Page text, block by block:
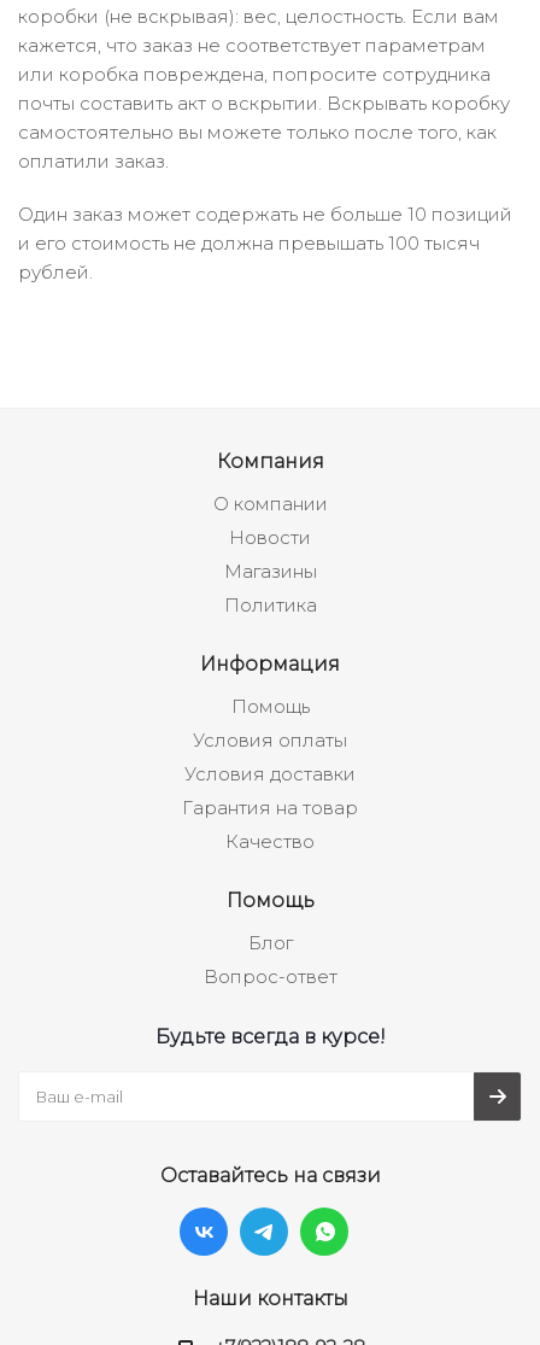
коробки (не вскрывая): вес, целостность. Если вам
кажется, что заказ не соответствует параметрам
или коробка повреждена, попросите сотрудника
почты составить акт о вскрытии. Вскрывать коробку
самостоятельно вы можете только после того, как
оплатили заказ.
Один заказ может содержать не больше 10 позиций
и его стоимость не должна превышать 100 тысяч
рублей.
Компания
О компании
Новости
Магазины
Политика
Информация
Помощь
Условия оплаты
Условия доставки
Гарантия на товар
Качество
Помощь
Блог
Вопрос-ответ
Будьте всегда в курсе!
Оставайтесь на связи
Наши контакты